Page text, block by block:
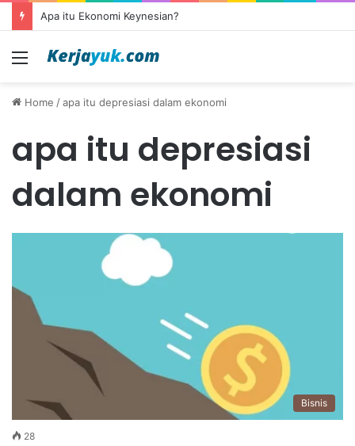
Apa itu Ekonomi Keynesian?
Menu
Home /apa itu depresiasi dalam ekonomi
apa itu depresiasi
dalam ekonomi
Bisnis
28